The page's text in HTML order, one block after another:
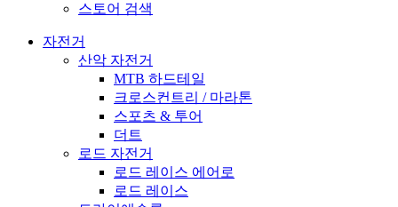
스토어 검색
자전거
산악 자전거
MTB 하드테일
크로스컨트리 / 마라톤
스포츠 & 투어
더트
로드 자전거
로드 레이스 에어로
로드 레이스